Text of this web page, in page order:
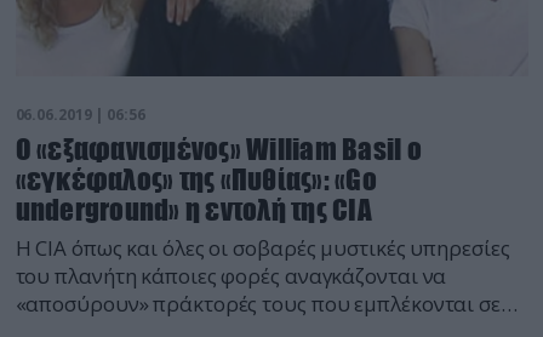
06.06.2019 | 06:56
Ο «εξαφανισμένος» William Basil ο
«εγκέφαλος» της «Πυθίας»: «Go
underground» η εντολή της CIA
Η CIA όπως και όλες οι σοβαρές μυστικές υπηρεσίες
του πλανήτη κάποιες φορές αναγκάζονται να
«αποσύρουν» πράκτορές τους που εμπλέκονται σε